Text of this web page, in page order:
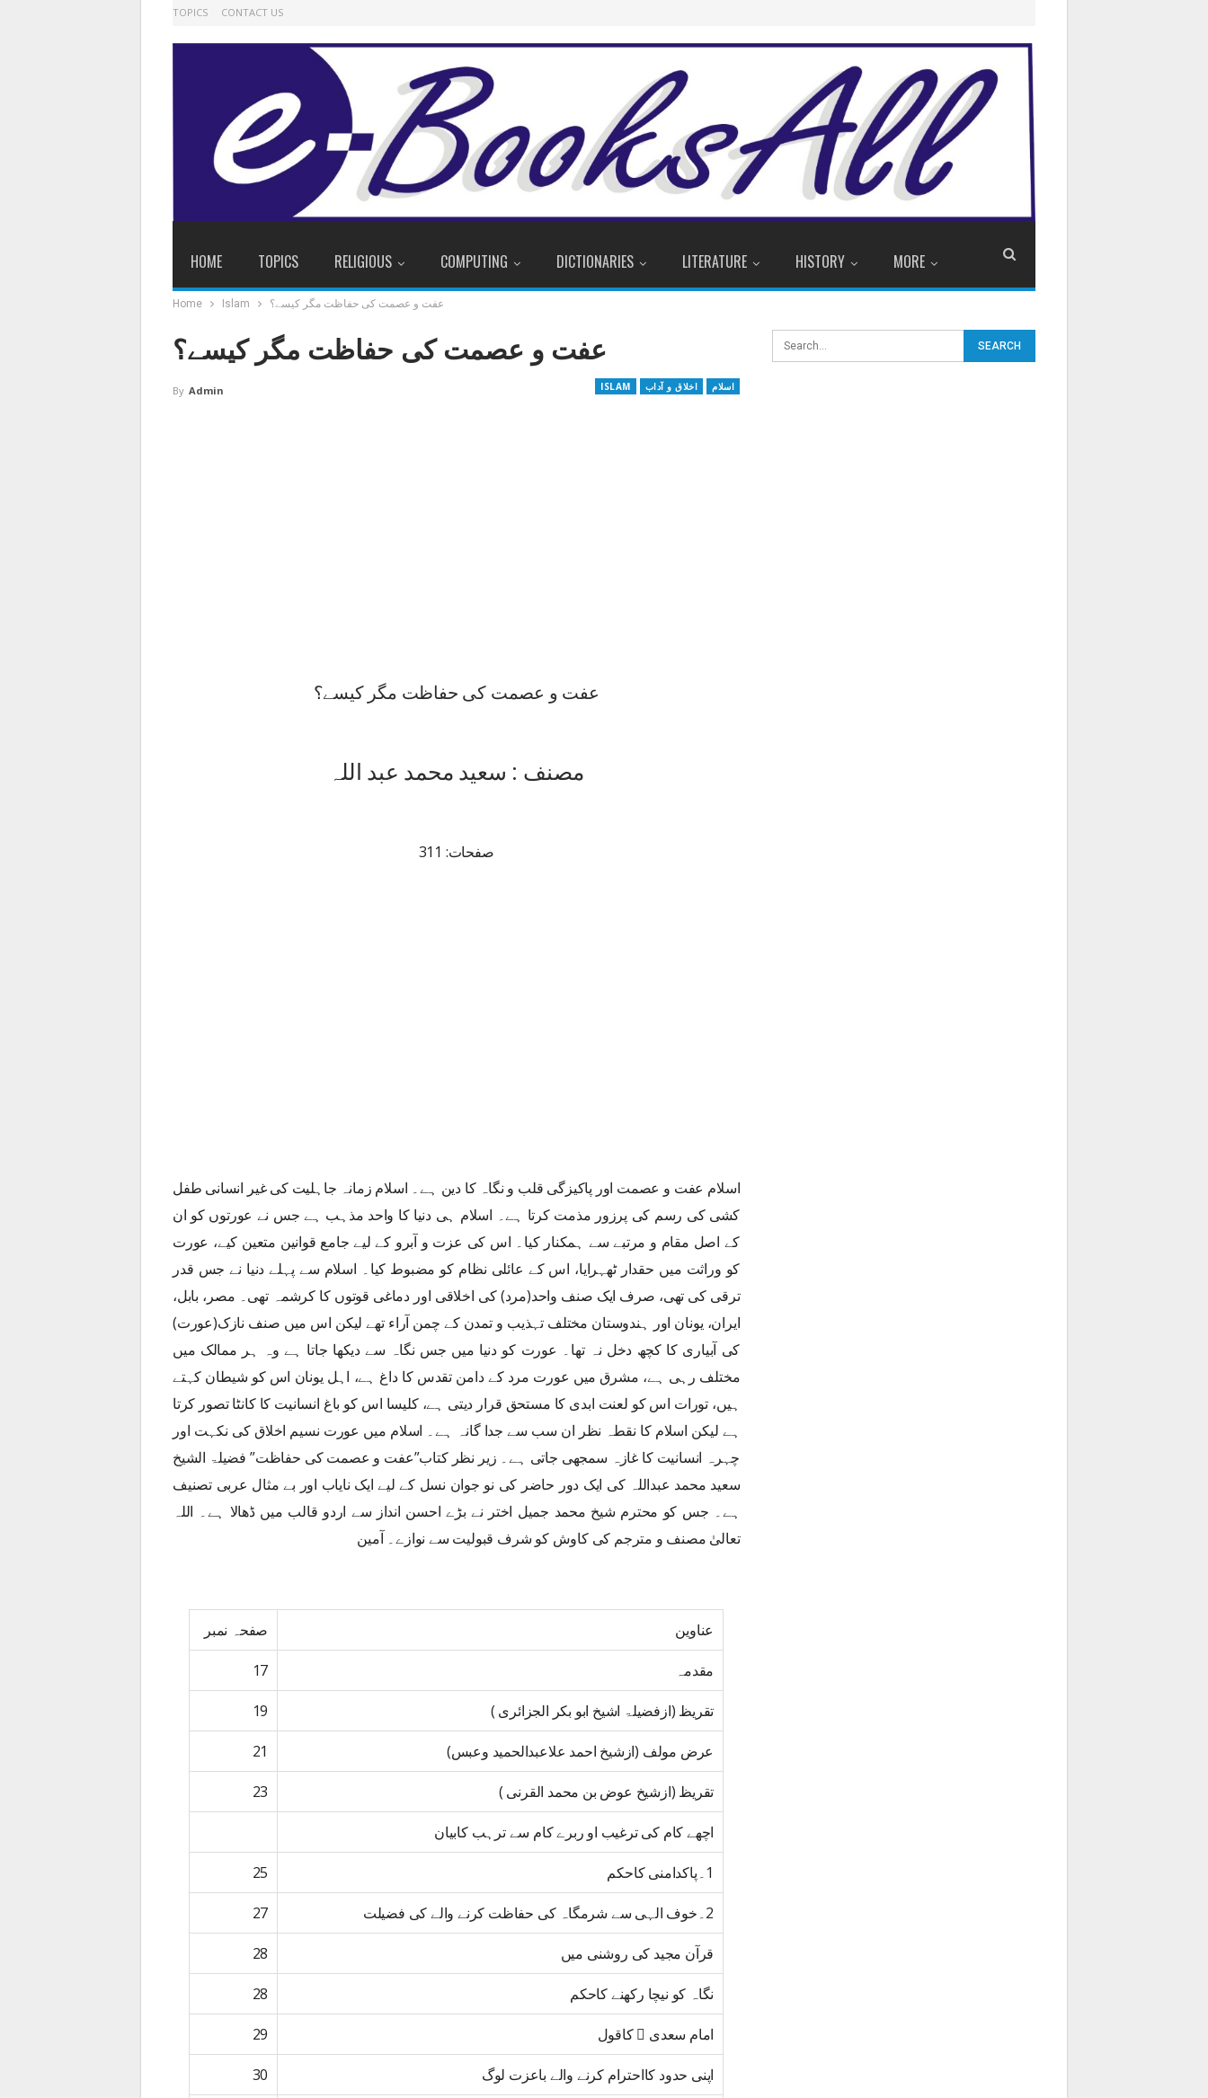
TOPICS CONTACT US
HOME TOPICS RELIGIOUS COMPUTING DICTIONARIES LITERATURE HISTORY MORE
Home Islam عفت و عصمت کی حفاظت مگر کیسے؟
عفت و عصمت کی حفاظت مگر کیسے؟
ISLAM اخلاق و آداب اسلام By Admin
عفت و عصمت کی حفاظت مگر کیسے؟
مصنف : سعید محمد عبد اللہ
صفحات: 311
اسلام عفت و عصمت اور پاکیزگی قلب و نگاہ کا دین ہے۔ اسلام زمانہ جاہلیت کی غیر انسانی طفل
کشی کی رسم کی پرزور مذمت کرتا ہے۔ اسلام ہی دنیا کا واحد مذہب ہے جس نے عورتوں کو ان
کے اصل مقام و مرتبے سے ہمکنار کیا۔ اس کی عزت و آبرو کے لیے جامع قوانین متعین کیے، عورت
کو وراثت میں حقدار ٹھہرایا، اس کے عائلی نظام کو مضبوط کیا۔ اسلام سے پہلے دنیا نے جس قدر
ترقی کی تھی، صرف ایک صنف واحد(مرد) کی اخلاقی اور دماغی قوتوں کا کرشمہ تھی۔ مصر، بابل،
ایران، یونان اور ہندوستان مختلف تہذیب و تمدن کے چمن آراء تھے لیکن اس میں صنف نازک(عورت)
کی آبیاری کا کچھ دخل نہ تھا۔ عورت کو دنیا میں جس نگاہ سے دیکھا جاتا ہے وہ ہر ممالک میں
مختلف رہی ہے، مشرق میں عورت مرد کے دامن تقدس کا داغ ہے، اہل یونان اس کو شیطان کہتے
ہیں، تورات اس کو لعنت ابدی کا مستحق قرار دیتی ہے، کلیسا اس کو باغ انسانیت کا کانٹا تصور کرتا
ہے لیکن اسلام کا نقطہ نظر ان سب سے جدا گانہ ہے۔ اسلام میں عورت نسیم اخلاق کی نکہت اور
چہرہ انسانیت کا غازہ سمجھی جاتی ہے۔ زیر نظر کتاب”عفت و عصمت کی حفاظت” فضیلۃ الشیخ
سعید محمد عبداللہ کی ایک دور حاضر کی نو جوان نسل کے لیے ایک نایاب اور بے مثال عربی تصنیف
ہے۔ جس کو محترم شیخ محمد جمیل اختر نے بڑے احسن انداز سے اردو قالب میں ڈھالا ہے۔ اللہ
تعالیٰ مصنف و مترجم کی کاوش کو شرف قبولیت سے نوازے۔ آمین
عناوین صفحہ نمبر
مقدمہ 17
تقریظ (ازفضیلۃ اشیخ ابو بکر الجزائری ) 19
عرض مولف (ازشیخ احمد علاعبدالحمید وعبس) 21
تقریظ (ازشیخ عوض بن محمد القرنی ) 23
اچھے کام کی ترغیب او ربرے کام سے ترہب کابیان
1۔پاکدامنی کاحکم 25
2۔خوف الہی سے شرمگاہ کی حفاظت کرنے والے کی فضیلت 27
قرآن مجید کی روشنی میں 28
نگاہ کو نیچا رکھنے کاحکم 28
امام سعدی ﷫ کاقول 29
اپنی حدود کااحترام کرنے والے باعزت لوگ 30